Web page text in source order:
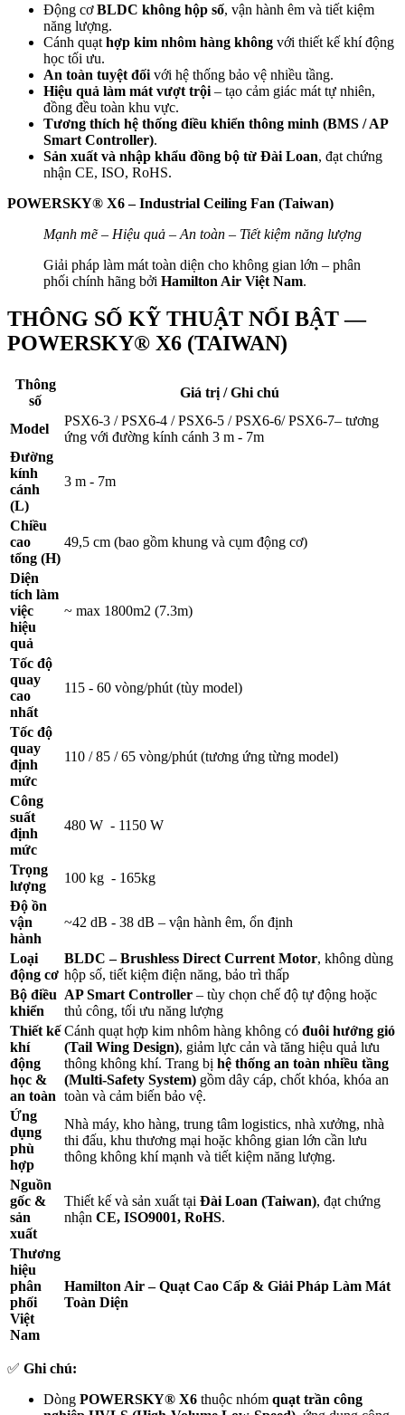
Động cơBLDC không hộp số, vận hành êm và tiết kiệm
năng lượng.
Cánh quạt hợp kim nhôm hàng không với thiết kế khí động
học tối ưu.
An toàn tuyệt đối với hệ thống bảo vệ nhiều tầng.
Hiệu quả làm mát vượt trội – tạo cảm giác mát tự nhiên,
đồng đều toàn khu vực.
Tương thích hệ thống điều khiển thông minh (BMS / AP
Smart Controller).
Sản xuất và nhập khẩu đồng bộ từ Đài Loan, đạt chứng
nhận CE, ISO, RoHS.
POWERSKY® X6 – Industrial Ceiling Fan (Taiwan)
Mạnh mẽ – Hiệu quả – An toàn – Tiết kiệm năng lượng
Giải pháp làm mát toàn diện cho không gian lớn – phân
phối chính hãng bởi Hamilton Air Việt Nam.
THÔNG SỐ KỸ THUẬT NỔI BẬT —
POWERSKY® X6 (TAIWAN)
Thông
số
Giá trị / Ghi chú
Model
PSX6-3 / PSX6-4 / PSX6-5 / PSX6-6/ PSX6-7– tương
ứng với đường kính cánh 3 m - 7m
Đường
kính
cánh
(L)
3 m - 7m
Chiều
cao
tổng (H)
49,5 cm (bao gồm khung và cụm động cơ)
Diện
tích làm
việc
hiệu
quả
~ max 1800m2 (7.3m)
Tốc độ
quay
cao
nhất
115 - 60 vòng/phút (tùy model)
Tốc độ
quay
định
mức
110 / 85 / 65 vòng/phút (tương ứng từng model)
Công
suất
định
mức
480 W - 1150 W
Trọng
lượng
100 kg - 165kg
Độ ồn
vận
hành
~42 dB - 38 dB – vận hành êm, ổn định
Loại
động cơ
BLDC – Brushless Direct Current Motor, không dùng
hộp số, tiết kiệm điện năng, bảo trì thấp
Bộ điều
khiển
AP Smart Controller – tùy chọn chế độ tự động hoặc
thủ công, tối ưu năng lượng
Thiết kế
khí
động
học &
an toàn
Cánh quạt hợp kim nhôm hàng không có đuôi hướng gió
(Tail Wing Design), giảm lực cản và tăng hiệu quả lưu
thông không khí. Trang bị hệ thống an toàn nhiều tầng
(Multi-Safety System) gồm dây cáp, chốt khóa, khóa an
toàn và cảm biến bảo vệ.
Ứng
dụng
phù
hợp
Nhà máy, kho hàng, trung tâm logistics, nhà xưởng, nhà
thi đấu, khu thương mại hoặc không gian lớn cần lưu
thông không khí mạnh và tiết kiệm năng lượng.
Nguồn
gốc &
sản
xuất
Thiết kế và sản xuất tại Đài Loan (Taiwan), đạt chứng
nhận CE, ISO9001, RoHS.
Thương
hiệu
phân
phối
Việt
Nam
Hamilton Air – Quạt Cao Cấp & Giải Pháp Làm Mát
Toàn Diện
✅ Ghi chú:
Dòng POWERSKY® X6 thuộc nhóm quạt trần công